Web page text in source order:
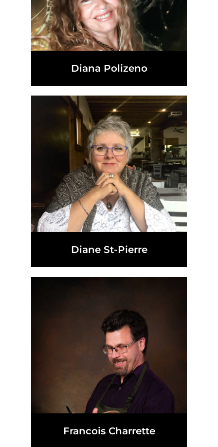
Diana Polizeno
Diane St-Pierre
Francois Charrette